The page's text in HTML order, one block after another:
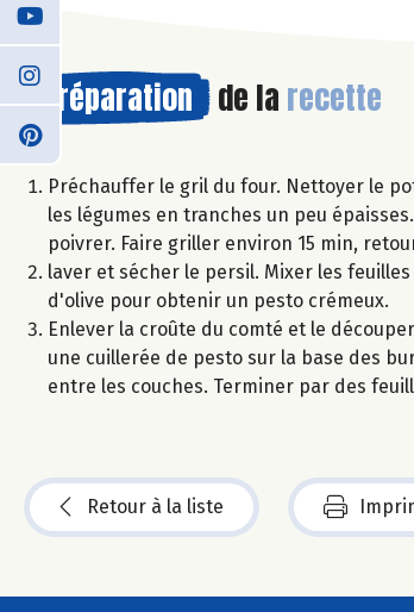
Préparation de la recette
Préchauffer le gril du four. Nettoyer le
les légumes en tranches un peu
poivrer. Faire griller environ 15 min,
laver et sécher le persil. Mixer les
d'olive pour obtenir un pesto crémeux.
Enlever la croûte du comté et le
une cuillerée de pesto sur la base des
entre les couches. Terminer par des
Retour à la liste